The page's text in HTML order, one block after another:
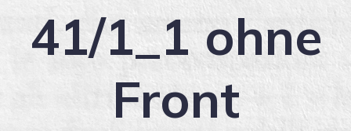
41/1_1 ohne
Front